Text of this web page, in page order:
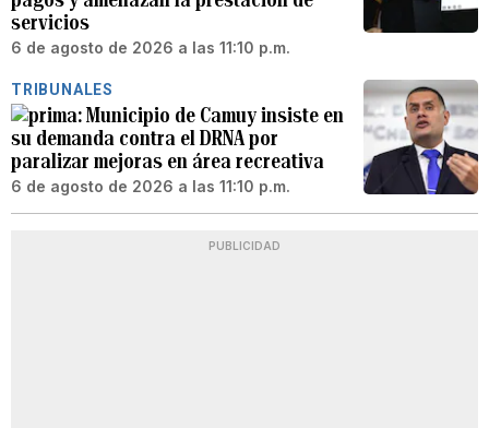
servicios
6 de agosto de 2026 a las 11:10 p.m.
TRIBUNALES
Municipio de Camuy insiste en
su demanda contra el DRNA por
paralizar mejoras en área recreativa
6 de agosto de 2026 a las 11:10 p.m.
PUBLICIDAD